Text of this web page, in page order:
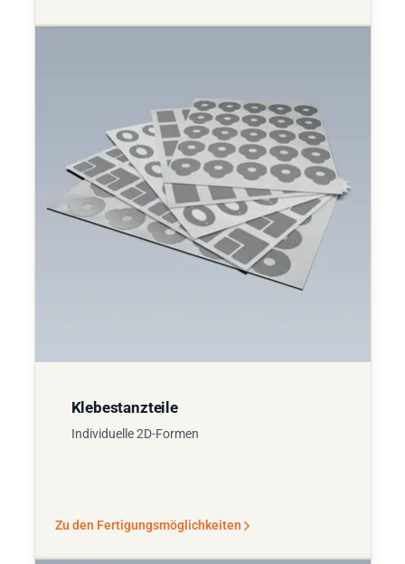
Klebestanzteile
Individuelle 2D-Formen
Zu den Fertigungsmöglichkeiten